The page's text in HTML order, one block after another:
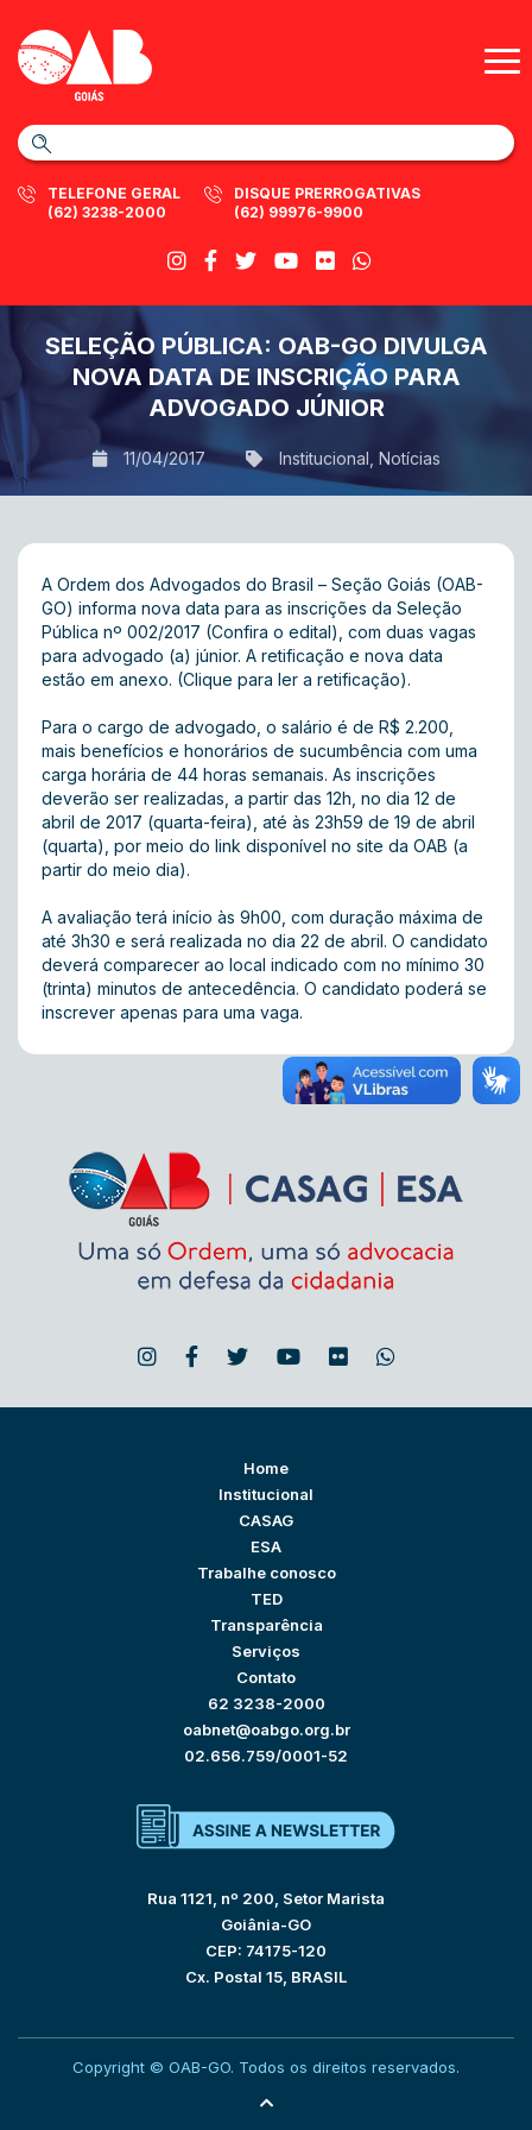
TELEFONE GERAL
(62) 3238-2000
DISQUE PRERROGATIVAS
(62) 99976-9900
SELEÇÃO PÚBLICA: OAB-GO DIVULGA
NOVA DATA DE INSCRIÇÃO PARA
ADVOGADO JÚNIOR
11/04/2017 Institucional Notícias
A Ordem dos Advogados do Brasil – Seção Goiás (OAB-
GO) informa nova data para as inscrições da Seleção
Pública nº 002/2017 (Confira o edital) , com duas vagas
para advogado (a) júnior. A retificação e nova data
estão em anexo. (Clique para ler a retificação).
Para o cargo de advogado, o salário é de R$ 2.200,
mais benefícios e honorários de sucumbência com uma
carga horária de 44 horas semanais. As inscrições
deverão ser realizadas, a partir das 12h, no dia 12 de
abril de 2017 (quarta-feira), até às 23h59 de 19 de abril
(quarta), por meio do link disponível no site da OAB (a
partir do meio dia).
A avaliação terá início às 9h00, com duração máxima de
até 3h30 e será realizada no dia 22 de abril. O candidato
deverá comparecer ao local indicado com no mínimo 30
(trinta) minutos de antecedência. O candidato poderá se
inscrever apenas para uma vaga.
Home
Institucional
CASAG
ESA
Trabalhe conosco
TED
Transparência
Serviços
Contato
62 3238-2000
oabnet@oabgo.org.br
02.656.759/0001-52
Rua 1121, nº 200, Setor Marista
Goiânia-GO
CEP: 74175-120
Cx. Postal 15, BRASIL
Copyright © OAB-GO. Todos os direitos reservados.